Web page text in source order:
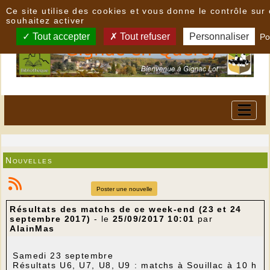
Nouvelles
Poster une nouvelle
Résultats des matchs de ce week-end (23 et 24
septembre 2017) - le 25/09/2017 10:01 par
AlainMas
Samedi 23 septembre
Résultats U6, U7, U8, U9 : matchs à Souillac à 10 h
Ce site utilise des cookies et vous donne le contrôle sur
souhaitez activer
Tout accepter Tout refuser Personnaliser